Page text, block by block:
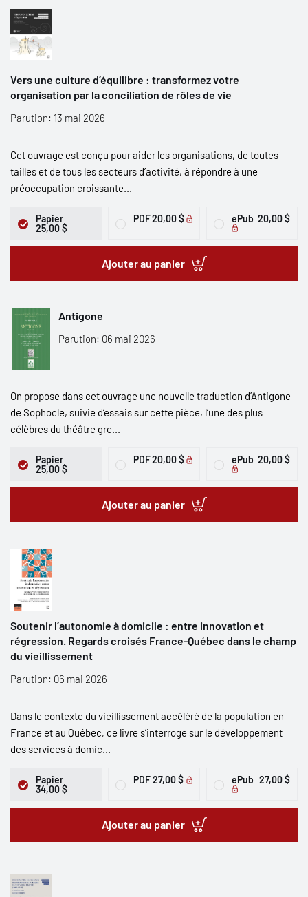
Vers une culture d’équilibre : transformez votre
organisation par la conciliation de rôles de vie
Parution: 13 mai 2026
Cet ouvrage est conçu pour aider les organisations, de toutes
tailles et de tous les secteurs d’activité, à répondre à une
préoccupation croissante...
Papier
25,00 $
PDF20,00 $ ePub 20,00 $
Ajouter au panier
Antigone
Parution: 06 mai 2026
On propose dans cet ouvrage une nouvelle traduction d’Antigone
de Sophocle, suivie d’essais sur cette pièce, l’une des plus
célèbres du théâtre gre...
Papier
25,00 $
PDF20,00 $ ePub 20,00 $
Ajouter au panier
Soutenir l’autonomie à domicile : entre innovation et
régression. Regards croisés France-Québec dans le champ
du vieillissement
Parution: 06 mai 2026
Dans le contexte du vieillissement accéléré de la population en
France et au Québec, ce livre s’interroge sur le développement
des services à domic...
Papier
34,00 $
PDF 27,00 $ ePub 27,00 $
Ajouter au panier